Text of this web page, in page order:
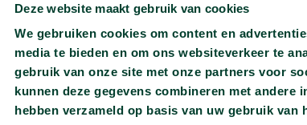
Deze website maakt gebruik van cookies
We gebruiken cookies om content en
media te bieden en om ons websiteverkeer te
gebruik van onze site met onze partners voor
kunnen deze gegevens combineren met
hebben verzameld op basis van uw gebruik van